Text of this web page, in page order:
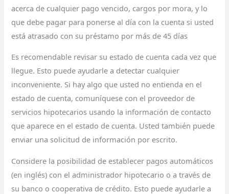
acerca de cualquier pago vencido, cargos por mora, y lo
que debe pagar para ponerse al día con la cuenta si usted
está atrasado con su préstamo por más de 45 días
Es recomendable revisar su estado de cuenta cada vez que
llegue. Esto puede ayudarle a detectar cualquier
inconveniente. Si hay algo que usted no entienda en el
estado de cuenta, comuníquese con el proveedor de
servicios hipotecarios usando la información de contacto
que aparece en el estado de cuenta. Usted también puede
enviar una solicitud de información por escrito.
Considere la posibilidad de establecer pagos automáticos
(en inglés) con el administrador hipotecario o a través de
su banco o cooperativa de crédito. Esto puede ayudarle a